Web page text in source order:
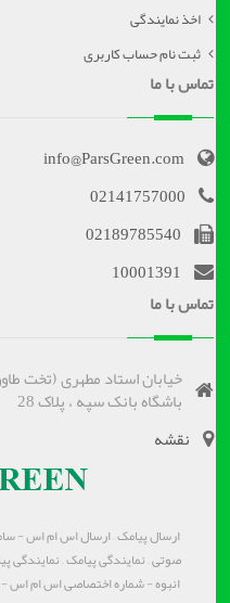
اخذ نمایندگی
ثبت نام حساب کاربری
تماس با ما
info@ParsGreen.com
02141757000
02189785540
10001391
تماس با ما
خیابان استاد مطهری (تخت
باشگاه بانک سپه ، پلاک 28
نقشه
ارسال پیامک – ارسال اس ام اس -
صوتی – نمایندگی پیامک – نمایندگی
انبوه - شماره اختصاصی اس ام اس